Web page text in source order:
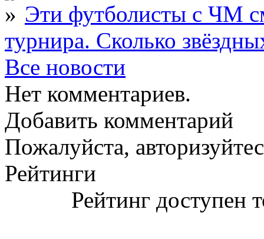
Эти футболисты с ЧМ
турнира. Сколько
Все новости
Нет комментариев.
Добавить комментарий
Пожалуйста,
Рейтинги
Рейтинг доступен